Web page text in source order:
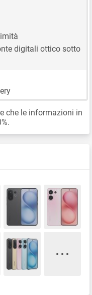
digitali ottico sotto
che le informazioni in